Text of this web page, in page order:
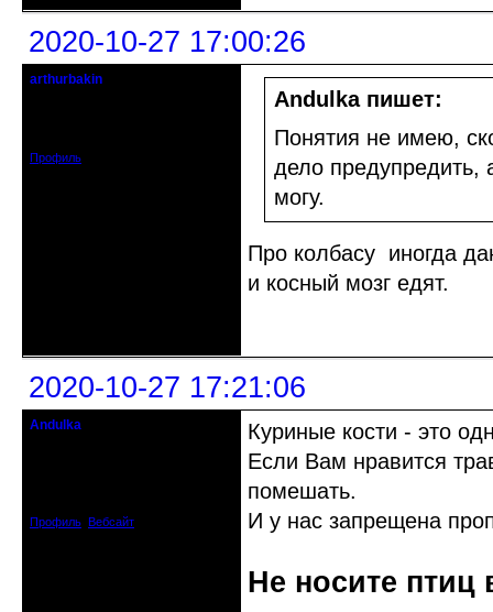
2020-10-27 17:00:26
arthurbakin
Профиль
Andulka пишет:
Понятия не имею,
дело предупредить,
могу.
Про колбасу иногда
и косный мозг едят.
2020-10-27 17:21:06
Andulka
Профиль Вебсайт
Куриные кости - это
Если Вам нравится
помешать.
И у нас запрещена
Не носите птиц